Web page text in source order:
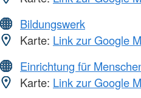
Bildungswerk
Karte: Link zur Google
Einrichtung für
Karte: Link zur Google